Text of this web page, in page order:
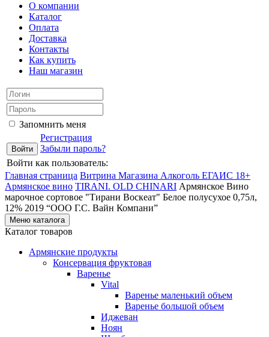
О компании
Каталог
Оплата
Доставка
Контакты
Как купить
Наш магазин
Запомнить меня
Регистрация
Забыли пароль?
Войти как пользователь:
Главная страница Витрина Магазина Алкоголь ЕГАИС 18+
Армянское вино TIRANI. OLD CHINARI Армянское Вино
марочное сортовое "Тирани Воскеат" Белое полусухое 0,75л,
12% 2019 “ООО Г.С. Вайн Компани”
Меню каталога
Каталог товаров
Армянские продукты
Консервация фруктовая
Варенье
Vital
Варенье маленький объем
Варенье большой объем
Иджеван
Ноян